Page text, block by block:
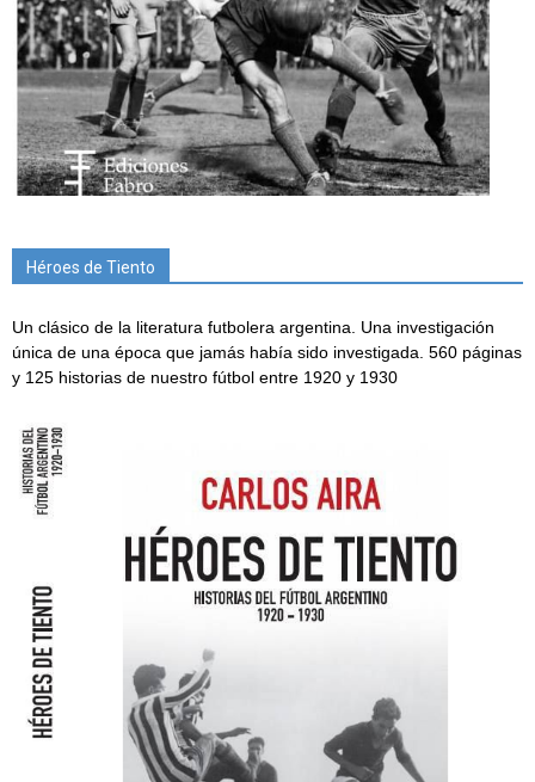
Héroes de Tiento
Un clásico de la literatura futbolera argentina. Una investigación
única de una época que jamás había sido investigada. 560 páginas
y 125 historias de nuestro fútbol entre 1920 y 1930